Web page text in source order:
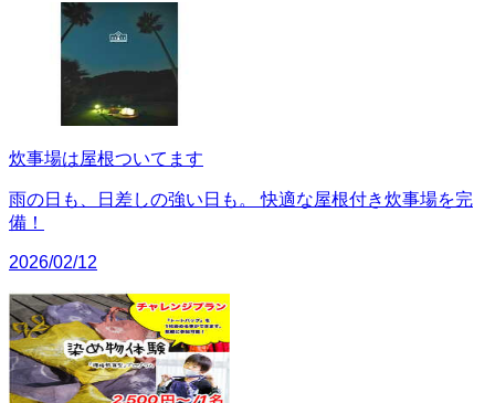
炊事場は屋根ついてます
雨の日も、日差しの強い日も。 快適な屋根付き炊事場を完
備！
2026/02/12